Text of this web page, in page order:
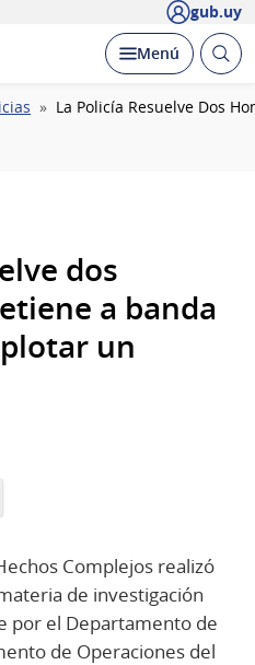
gub.uy
Desplegar
Menú Abrir
La Policía Resuelve Dos
dos
a banda
un
Complejos realizó
de investigación
por el Departamento de
de Operaciones del